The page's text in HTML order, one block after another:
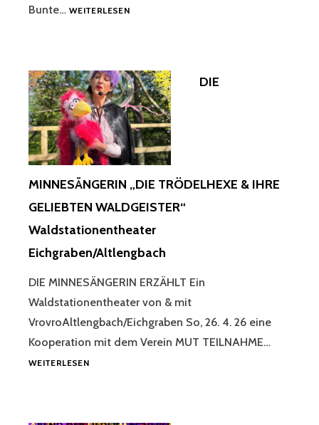
Bunte… WEITERLESENOPEN
WIEN
DIE
MINNESÄNGERIN „DIE TRÖDELHEXE & IHRE
GELIEBTEN WALDGEISTER“
Waldstationentheater
Eichgraben/Altlengbach
DIE MINNESÄNGERIN ERZÄHLT Ein
Waldstationentheater von & mit
VrovroAltlengbach/Eichgraben So, 26. 4. 26 eine
Kooperation mit dem Verein MUT TEILNAHME…
WEITERLESENDIE